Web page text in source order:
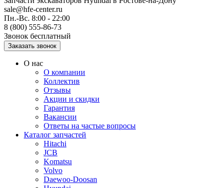
sale@hfe-center.ru
Пн.-Вс. 8:00 - 22:00
8 (800) 555-86-73
Звонок бесплатный
О нас
О компании
Коллектив
Отзывы
Акции и скидки
Гарантия
Вакансии
Ответы на частые вопросы
Каталог запчастей
Hitachi
JCB
Komatsu
Volvo
Daewoo-Doosan